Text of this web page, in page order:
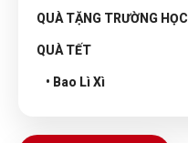
QUÀ TẶNG TRƯỜNG HỌC
QUÀ TẾT
• Bao Lì Xì